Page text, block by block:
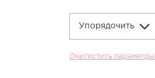
Упорядочить
Очитистить